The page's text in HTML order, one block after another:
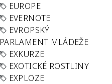
EUROPE
EVERNOTE
EVROPSKÝ
PARLAMENT MLÁDEŽE
EXKURZE
EXOTICKÉ ROSTLINY
EXPLOZE